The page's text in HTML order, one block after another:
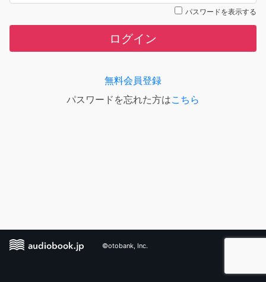
パスワードを表示する
ログイン
無料会員登録
パスワードを忘れた方はこちら
©otobank, Inc.